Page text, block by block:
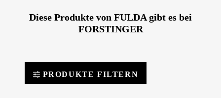
Diese Produkte von FULDA gibt es bei
FORSTINGER
PRODUKTE FILTERN